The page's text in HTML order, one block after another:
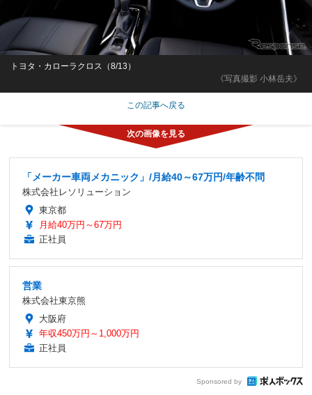
《写真撮影 小林岳夫》
トヨタ・カローラクロス（8/13）
この記事へ戻る
「メーカー車両メカニック」/月給40～67万円/年齢不問
株式会社レソリューション
東京都
月給40万円～67万円
正社員
営業
株式会社東京熊
大阪府
年収450万円～1,000万円
正社員
Sponsored by